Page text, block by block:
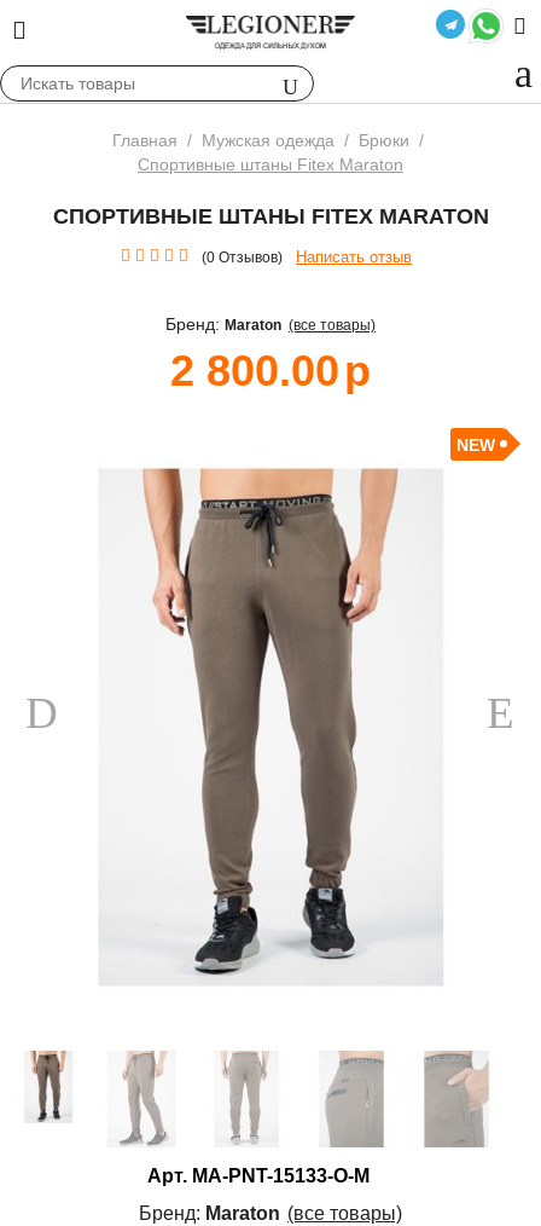
Главная / Мужская одежда / Брюки /
Спортивные штаны Fitex Maraton
СПОРТИВНЫЕ ШТАНЫ FITEX MARATON
(0 Отзывов) Написать отзыв
Бренд: Maraton (все товары)
2 800.00р
NEW
Арт. MA-PNT-15133-O-M
Бренд: Maraton (все товары)